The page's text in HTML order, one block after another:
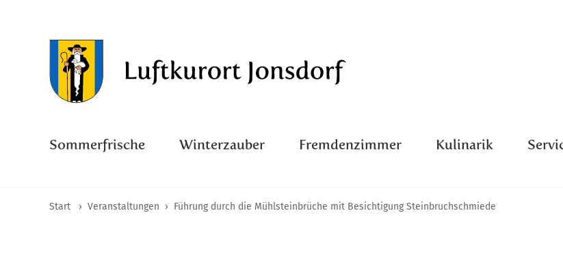
Sommerfrische Winterzauber Fremdenzimmer Kulinarik
Start › Veranstaltungen › Führung durch die Mühlsteinbrüche mit Besichtigung Steinbruchschmiede